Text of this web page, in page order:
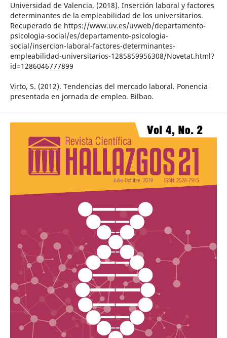
Universidad de Valencia. (2018). Inserción laboral y factores
determinantes de la empleabilidad de los universitarios.
Recuperado de https://www.uv.es/uvweb/departamento-
psicologia-social/es/departamento-psicologia-
social/insercion-laboral-factores-determinantes-
empleabilidad-universitarios-1285859956308/Novetat.html?
id=1286046777899
Virto, S. (2012). Tendencias del mercado laboral. Ponencia
presentada en jornada de empleo. Bilbao.